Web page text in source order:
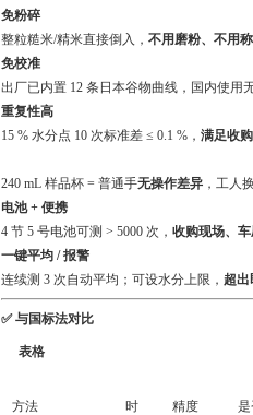
免粉碎
整粒糙米/精米直接倒入， 不用磨粉、不用
免校准
出厂已内置 12 条日本谷物曲线，国内使用
重复性高
15 % 水分点 10 次标准差 ≤ 0.1 %， 满足收
240 mL 样品杯 = 普通手无操作差异，工人
电池 + 便携
4 节 5 号电池可测 > 5000 次， 收购现场、
一键平均 / 报警
连续测 3 次自动平均；可设水分上限， 超出
✅ 与国标法对比
表格
方法
时
精度